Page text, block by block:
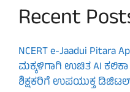
Recent
NCERT e-Jaadui Pitara
ಮಕ್ಕಳಿಗಾಗಿ ಉಚಿತ AI
ಶಿಕ್ಷಕರಿಗೆ ಉಪಯುಕ್ತ